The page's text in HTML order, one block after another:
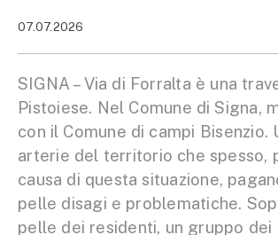
07.07.2026
SIGNA – Via di Forralta è una
Pistoiese. Nel Comune di Signa,
con il Comune di campi Bisenzio.
arterie del territorio che spesso,
causa di questa situazione,
pelle disagi e problematiche.
pelle dei residenti, un gruppo dei